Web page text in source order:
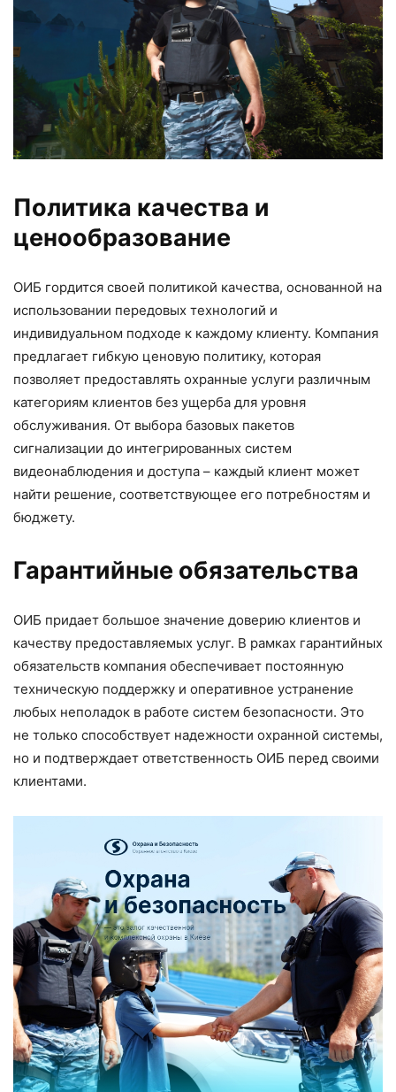
Политика качества и
ценообразование
ОИБ гордится своей политикой качества, основанной на
использовании передовых технологий и
индивидуальном подходе к каждому клиенту. Компания
предлагает гибкую ценовую политику, которая
позволяет предоставлять охранные услуги различным
категориям клиентов без ущерба для уровня
обслуживания. От выбора базовых пакетов
сигнализации до интегрированных систем
видеонаблюдения и доступа – каждый клиент может
найти решение, соответствующее его потребностям и
бюджету.
Гарантийные обязательства
ОИБ придает большое значение доверию клиентов и
качеству предоставляемых услуг. В рамках гарантийных
обязательств компания обеспечивает постоянную
техническую поддержку и оперативное устранение
любых неполадок в работе систем безопасности. Это
не только способствует надежности охранной системы,
но и подтверждает ответственность ОИБ перед своими
клиентами.